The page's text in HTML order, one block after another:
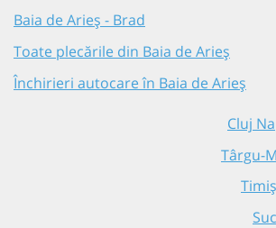
Baia de Arieș - Brad
Toate plecările din Baia de Arieș
Închirieri autocare în Baia de Arieș
Cluj
Târgu-